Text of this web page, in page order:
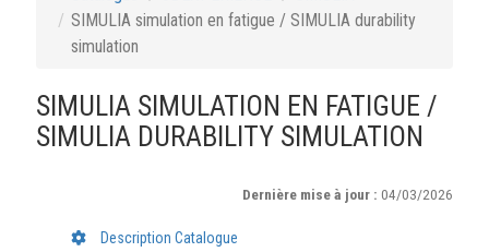
SIMULIA simulation en fatigue / SIMULIA durability
simulation
SIMULIA SIMULATION EN FATIGUE /
SIMULIA DURABILITY SIMULATION
Dernière mise à jour :04/03/2026
Description Catalogue